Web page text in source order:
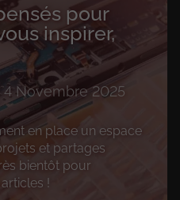
pour
inspirer,
Novembre 2025
en place un espace
et partages
bientôt pour
!